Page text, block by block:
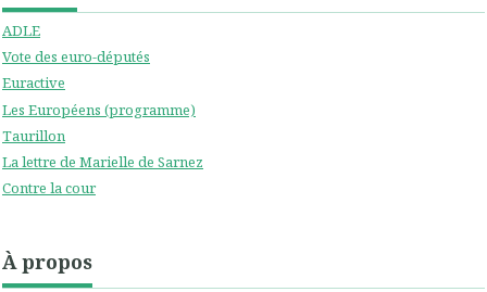
ADLE
Vote des euro-députés
Euractive
Les Européens (programme)
Taurillon
La lettre de Marielle de Sarnez
Contre la cour
À propos